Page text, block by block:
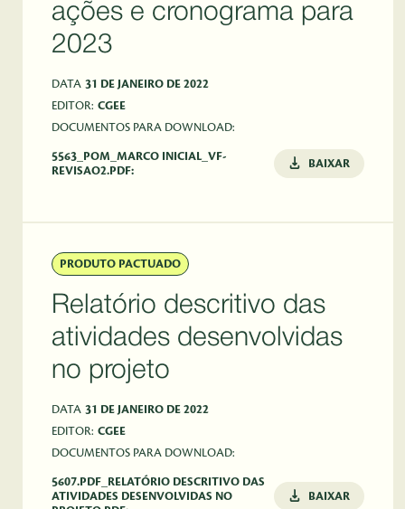
ações e cronograma para
2023
DATA 31 DE JANEIRO DE 2022
EDITOR: CGEE
DOCUMENTOS PARA DOWNLOAD:
5563_POM_MARCO INICIAL_VF-
REVISAO2.PDF:
BAIXAR
PRODUTO PACTUADO
Relatório descritivo das
atividades desenvolvidas
no projeto
DATA 31 DE JANEIRO DE 2022
EDITOR: CGEE
DOCUMENTOS PARA DOWNLOAD:
5607.PDF_RELATÓRIO DESCRITIVO DAS
ATIVIDADES DESENVOLVIDAS NO
BAIXAR